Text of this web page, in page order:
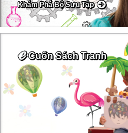
Khám Phá Bộ Sưu Tập
ℯCuốn Sách Tranh